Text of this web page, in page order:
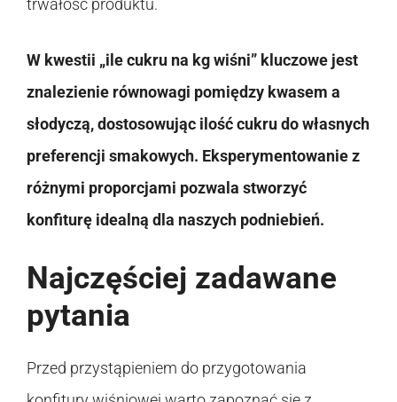
trwałość produktu.
W kwestii „ile cukru na kg wiśni” kluczowe jest
znalezienie równowagi pomiędzy kwasem a
słodyczą, dostosowując ilość cukru do własnych
preferencji smakowych. Eksperymentowanie z
różnymi proporcjami pozwala stworzyć
konfiturę idealną dla naszych podniebień.
Najczęściej zadawane
pytania
Przed przystąpieniem do przygotowania